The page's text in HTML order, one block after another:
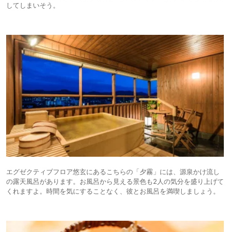
してしまいそう。
エグゼクティブフロア悠玄にあるこちらの「夕霧」には、源泉かけ流し
の露天風呂があります。お風呂から見える景色も2人の気分を盛り上げて
くれますよ。時間を気にすることなく、彼とお風呂を満喫しましょう。